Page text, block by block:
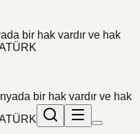
bir hak vardır ve hak
bir hak vardır ve hak